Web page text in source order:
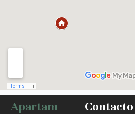
Haz clic para activar el mapa
Apartam
Contacto